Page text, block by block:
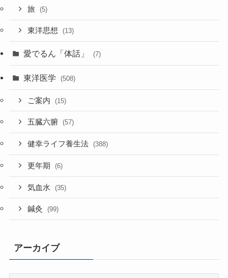
旅 (5)
東洋思想 (13)
愛でるん「体話」 (7)
東洋医学 (508)
ご案内 (15)
五臓六腑 (57)
健幸ライフ養生法 (388)
更年期 (6)
気血水 (35)
鍼灸 (99)
アーカイブ